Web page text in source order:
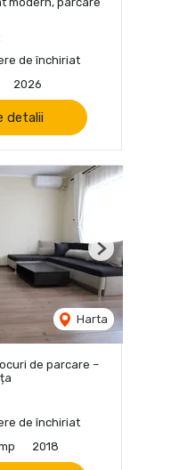
de închiriat
2026
detalii
Harta
Next
de parcare –
de închiriat
2018